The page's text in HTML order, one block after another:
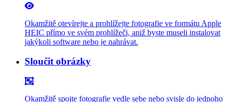
Okamžitě otevírejte a prohlížejte fotografie ve formátu Apple
HEIC přímo ve svém prohlížeči, aniž byste museli instalovat
jakýkoli software nebo je nahrávat.
Sloučit obrázky
Okamžitě spojte fotografie vedle sebe nebo svisle do jednoho